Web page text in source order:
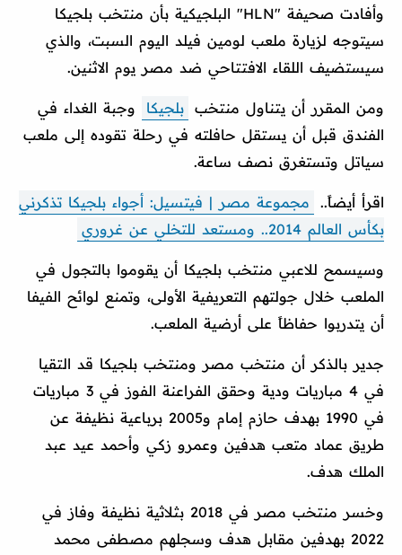
وأفادت صحيفة "HLN" البلجيكية بأن منتخب بلجيكا
سيتوجه لزيارة ملعب لومين فيلد اليوم السبت، والذي
سيستضيف اللقاء الافتتاحي ضد مصر يوم الاثنين.
ومن المقرر أن يتناول منتخب بلجيكا
وجبة الغداء في
الفندق قبل أن يستقل حافلته في رحلة تقوده إلى ملعب
سياتل وتستغرق نصف ساعة.
اقرأ أيضاً..
مجموعة مصر | فيتسيل: أجواء بلجيكا تذكرني
بكأس العالم 2014.. ومستعد للتخلي عن غروري
وسيسمح للاعبي منتخب بلجيكا أن يقوموا بالتجول في
الملعب خلال جولتهم التعريفية الأولى، وتمنع لوائح الفيفا
أن يتدربوا حفاظاً على أرضية الملعب.
جدير بالذكر أن منتخب مصر ومنتخب بلجيكا قد التقيا
في 4 مباريات ودية وحقق الفراعنة الفوز في 3 مباريات
في 1990 بهدف حازم إمام و2005 برباعية نظيفة عن
طريق عماد متعب هدفين وعمرو زكي وأحمد عيد عبد
الملك هدف.
وخسر منتخب مصر في 2018 بثلاثية نظيفة وفاز في
2022 بهدفين مقابل هدف وسجلهم مصطفى محمد